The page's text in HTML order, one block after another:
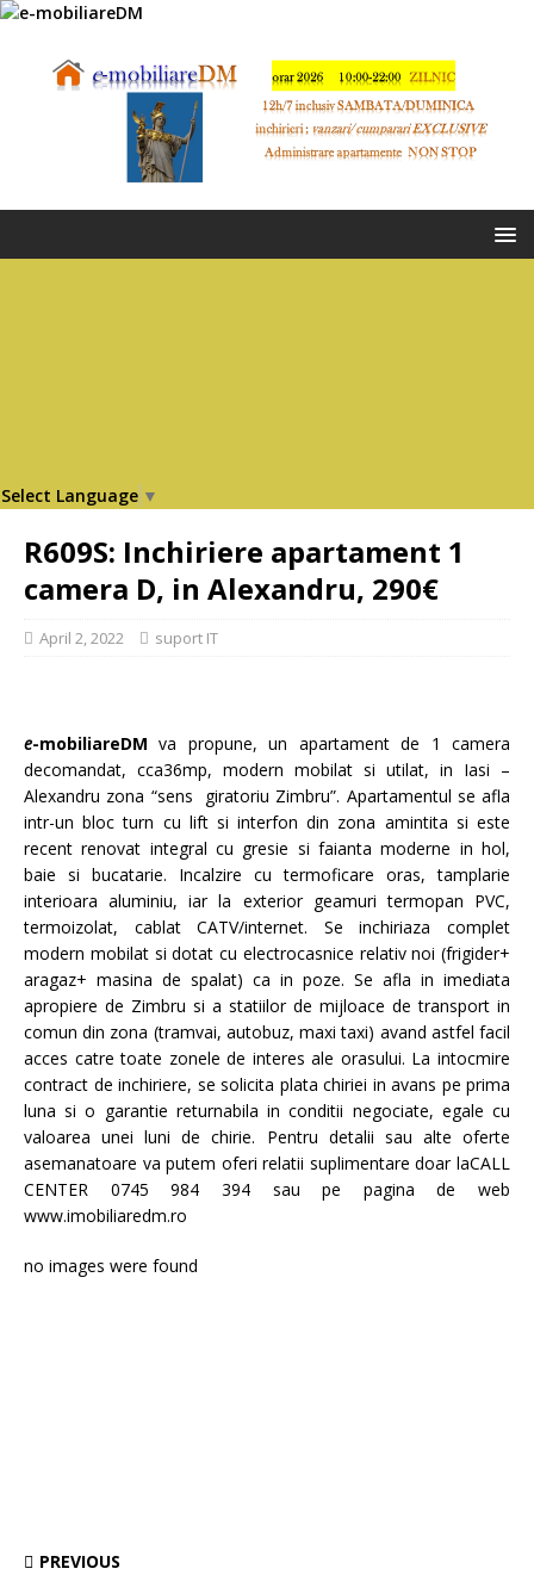
Select Language ▼
R609S: Inchiriere apartament 1
camera D, in Alexandru, 290€
April 2, 2022 suport IT
e-mobiliareDM va propune, un apartament de 1 camera
decomandat, cca36mp, modern mobilat si utilat, in Iasi –
Alexandru zona “sens giratoriu Zimbru”. Apartamentul se afla
intr-un bloc turn cu lift si interfon din zona amintita si este
recent renovat integral cu gresie si faianta moderne in hol,
baie si bucatarie. Incalzire cu termoficare oras, tamplarie
interioara aluminiu, iar la exterior geamuri termopan PVC,
termoizolat, cablat CATV/internet. Se inchiriaza complet
modern mobilat si dotat cu electrocasnice relativ noi (frigider+
aragaz+ masina de spalat) ca in poze. Se afla in imediata
apropiere de Zimbru si a statiilor de mijloace de transport in
comun din zona (tramvai, autobuz, maxi taxi) avand astfel facil
acces catre toate zonele de interes ale orasului. La intocmire
contract de inchiriere, se solicita plata chiriei in avans pe prima
luna si o garantie returnabila in conditii negociate, egale cu
valoarea unei luni de chirie. Pentru detalii sau alte oferte
asemanatoare va putem oferi relatii suplimentare doar laCALL
CENTER 0745 984 394 sau pe pagina de web
www.imobiliaredm.ro
no images were found
PREVIOUS